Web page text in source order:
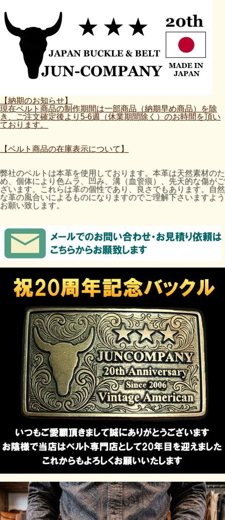
【納期のお知らせ】
現在ベルト商品の制作期間は一部商品（納期早め商品）を除
き、ご注文確定後より5-6週（休業期間除く）のお時間を頂い
ております。
【ベルト商品の在庫表示について】
弊社のベルトは本革を使用しております。本革は天然素材のた
め、個体により色ムラ、凹み、溝（血管痕）、先天的な傷がご
ざいます。これらは革の個性であり、良さでもあります。自然
な革の風合いによるものになりますのでご理解下さいますよう
お願い致します。